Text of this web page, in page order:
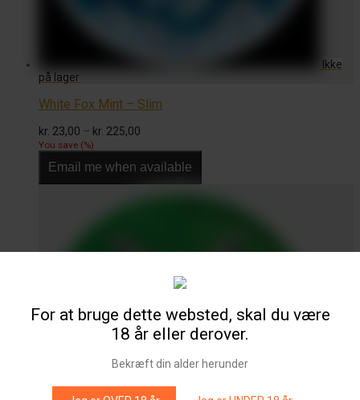
For at bruge dette websted, skal du være
18 år eller derover.
Bekræft din alder herunder
White Fox Mint – Slim
kr. 23,00 – kr. 225,00
kr. 225,00
You save (%)
Email me when available